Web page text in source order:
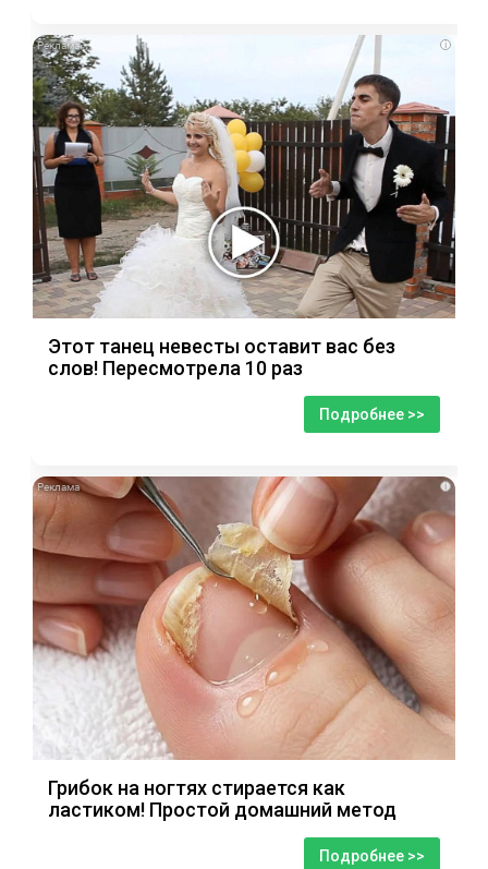
i
Этот танец невесты оставит вас без
слов! Пересмотрела 10 раз
Подробнее >>
i
Грибок на ногтях стирается как
ластиком! Простой домашний метод
Подробнее >>